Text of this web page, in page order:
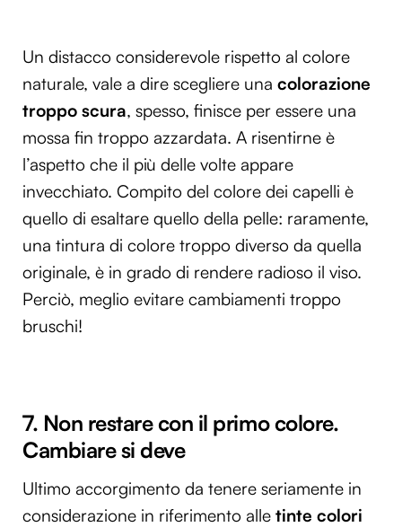
analizzare il nostro traffico. Condividiamo inoltre
informazioni sul modo in cui utilizzi il nostro sito con i
nostri partner che si occupano di analisi dei dati web,
pubblicità e social media, i quali potrebbero combinarle
con altre informazioni che hai fornito loro o che hanno
raccolto dal tuo utilizzo dei loro servizi.
Un distacco considerevole rispetto al colore
naturale, vale a dire scegliere una colorazione
troppo scura, spesso, finisce per essere una
mossa fin troppo azzardata. A risentirne è
l’aspetto che il più delle volte appare
invecchiato. Compito del colore dei capelli è
quello di esaltare quello della pelle: raramente,
una tintura di colore troppo diverso da quella
originale, è in grado di rendere radioso il viso.
Perciò, meglio evitare cambiamenti troppo
bruschi!
7. Non restare con il primo colore.
Cambiare si deve
Ultimo accorgimento da tenere seriamente in
considerazione in riferimento alle tinte colori